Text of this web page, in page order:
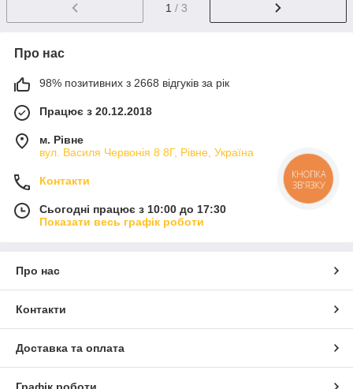
1 / 3
Про нас
98% позитивних з 2668 відгуків за рік
Працює з 20.12.2018
м. Рівне
вул. Василя Червонія 8 8Г, Рівне, Україна
Контакти
Сьогодні працює з 10:00 до 17:30
Показати весь графік роботи
Про нас
Контакти
Доставка та оплата
КНОПКА
ЗВ'ЯЗКУ